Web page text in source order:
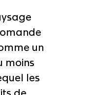
un
moins
les